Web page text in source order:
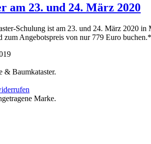
am 23. und 24. März 2020
Schulung ist am 23. und 24. März 2020
zum Angebotspreis von nur 779 Euro
& Baumkataster.
Marke.